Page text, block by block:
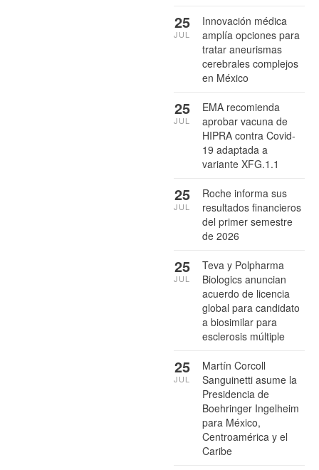
Innovación médica
amplía opciones para
tratar aneurismas
cerebrales complejos
en México
25
JUL
EMA recomienda
aprobar vacuna de
HIPRA contra Covid-
19 adaptada a
variante XFG.1.1
25
JUL
Roche informa sus
resultados financieros
del primer semestre
de 2026
25
JUL
Teva y Polpharma
Biologics anuncian
acuerdo de licencia
global para candidato
a biosimilar para
esclerosis múltiple
25
JUL
Martín Corcoll
Sanguinetti asume la
Presidencia de
Boehringer Ingelheim
para México,
Centroamérica y el
Caribe
25
JUL